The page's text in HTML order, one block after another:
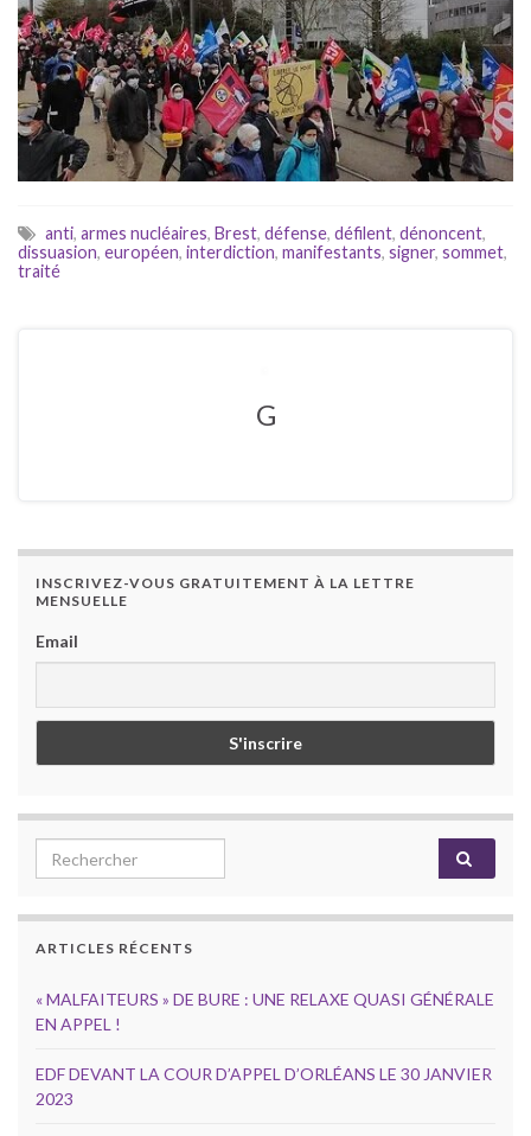
anti, armes nucléaires, Brest, défense, défilent, dénoncent,
dissuasion, européen, interdiction, manifestants, signer, sommet,
traité
G
INSCRIVEZ-VOUS GRATUITEMENT À LA LETTRE
MENSUELLE
Email
Search for:
ARTICLES RÉCENTS
« MALFAITEURS » DE BURE : UNE RELAXE QUASI GÉNÉRALE
EN APPEL !
EDF DEVANT LA COUR D’APPEL D’ORLÉANS LE 30 JANVIER
2023